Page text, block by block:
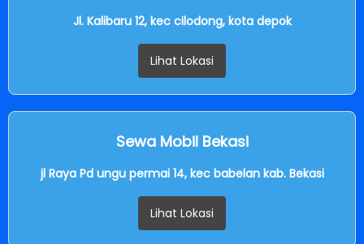
Jl. Kalibaru 12, kec cilodong, kota depok
Lihat Lokasi
Sewa Mobil Bekasi
jl Raya Pd ungu permai 14, kec babelan kab. Bekasi
Lihat Lokasi